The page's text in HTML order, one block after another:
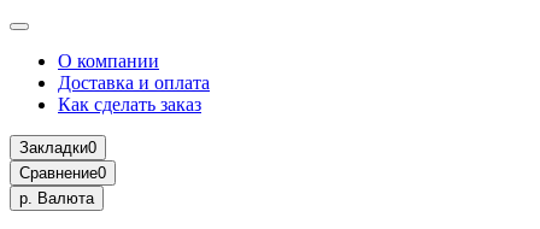
О компании
Доставка и оплата
Как сделать заказ
Закладки0
Сравнение0
р. Валюта